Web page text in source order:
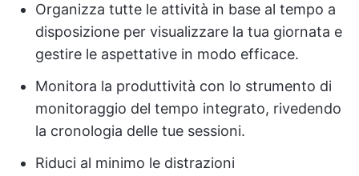
Organizza tutte le attività in base al tempo a
disposizione per visualizzare la tua giornata e
gestire le aspettative in modo efficace.
Monitora la produttività con lo strumento di
monitoraggio del tempo integrato, rivedendo
la cronologia delle tue sessioni.
Riduci al minimo le distrazioni